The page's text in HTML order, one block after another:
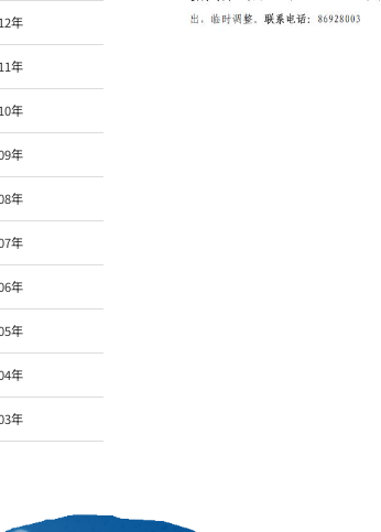
年
年
年
年
年
年
年
年
年
年